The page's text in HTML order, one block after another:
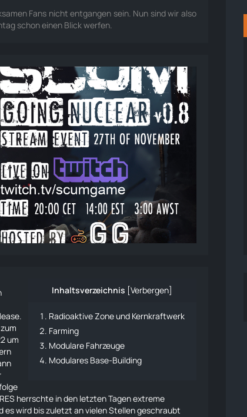
Fans nicht entgangen sein. Nun sind wir also
schon einen Blick werfen.
Inhaltsverzeichnis [Verbergen]
Radioaktive Zone und Kernkraftwerk
Farming
Modulare Fahrzeuge
Modulares Base-Building
um
herrschte in den letzten Tagen extreme
es wird bis zuletzt an vielen Stellen geschraubt